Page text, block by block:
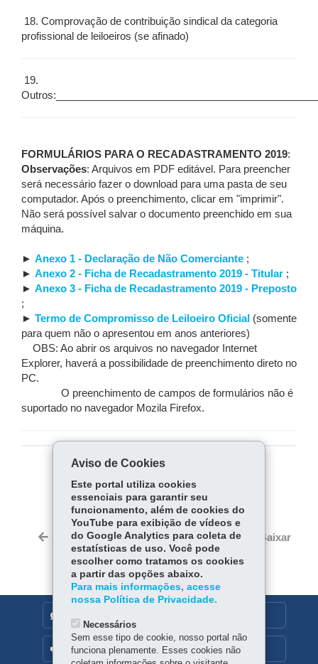
18. Comprovação de contribuição sindical da categoria
profissional de leiloeiros (se afinado)
19.
FORMULÁRIOS PARA O RECADASTRAMENTO 2019:
Observações: Arquivos em PDF editável. Para preencher
será necessário fazer o download para uma pasta de seu
computador. Após o preenchimento, clicar em "imprimir".
Não será possível salvar o documento preenchido em sua
máquina.
► Anexo 1 - Declaração de Não Comerciante ;
► Anexo 2 - Ficha de Recadastramento 2019 - Titular ;
► Anexo 3 - Ficha de Recadastramento 2019 - Preposto
;
► Termo de Compromisso de Leiloeiro Oficial (somente
para quem não o apresentou em anos anteriores)
OBS: Ao abrir os arquivos no navegador Internet
Explorer, haverá a possibilidade de preenchimento direto no
PC.
O preenchimento de campos de formulários não é
suportado no navegador Mozila Firefox.
Fa
ce
bo
ok
Tw
itt
er
ha
ts
Ap
p
Voltar Início Imprimir Baixar
OUVIDORIA
Aviso de Cookies
Este portal utiliza cookies
essenciais para garantir seu
funcionamento, além de cookies do
YouTube para exibição de vídeos e
do Google Analytics para coleta de
estatísticas de uso. Você pode
escolher como tratamos os cookies
a partir das opções abaixo.
Para mais informações, acesse
nossa Política de Privacidade.
Necessários
Sem esse tipo de cookie, nosso portal não
funciona plenamente. Esses cookies não